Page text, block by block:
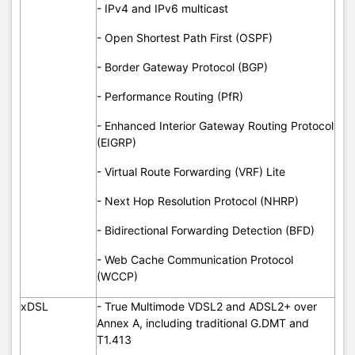
- IPv4 and IPv6 multicast
- Open Shortest Path First (OSPF)
- Border Gateway Protocol (BGP)
- Performance Routing (PfR)
- Enhanced Interior Gateway Routing Protocol
(EIGRP)
- Virtual Route Forwarding (VRF) Lite
- Next Hop Resolution Protocol (NHRP)
- Bidirectional Forwarding Detection (BFD)
- Web Cache Communication Protocol
(WCCP)
xDSL
- True Multimode VDSL2 and ADSL2+ over
Annex A, including traditional G.DMT and
T1.413
- RADIUS and TACACS+
- Cisco Next Generation Plug-and-Play (NG PnP)
- Virtual Router Redundancy Protocol (VRRP)
- HSRP
- MHSRP
- Ethernet OA&M
- Ethernet Local Management Interface (E-LMI)
- IP SLA for Ethernet
- IPv6 addressing architecture
- IPv6 name resolution